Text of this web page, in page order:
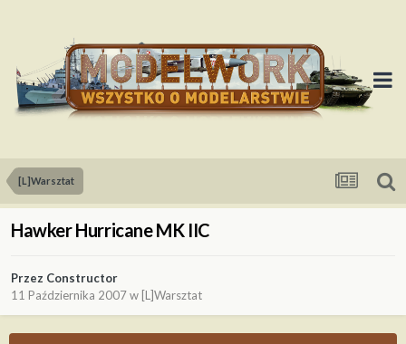
[L]Warsztat
Hawker Hurricane MK IIC
Przez Constructor
11 Października 2007w [L]Warsztat